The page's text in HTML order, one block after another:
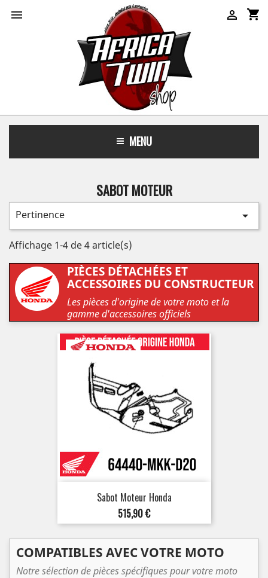
 shopping_cart

MENU
SABOT MOTEUR
Pertinence 
Affichage 1-4 de 4 article(s)
PIÈCES DÉTACHÉES ET
ACCESSOIRES DU CONSTRUCTEUR
Les pièces d'origine de votre moto et la
gamme d'accessoires officiels
Sabot Moteur Honda
Prix
515,90 €
COMPATIBLES AVEC VOTRE MOTO
Notre sélection de pièces spécifiques pour votre moto